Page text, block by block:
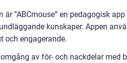
är ”ABCmouse” en pedagogisk
kunskaper. Appen
och engagerande.
av för- och nackdelar med